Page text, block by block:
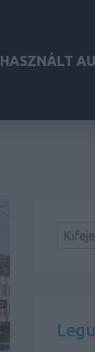
HASZNÁLT